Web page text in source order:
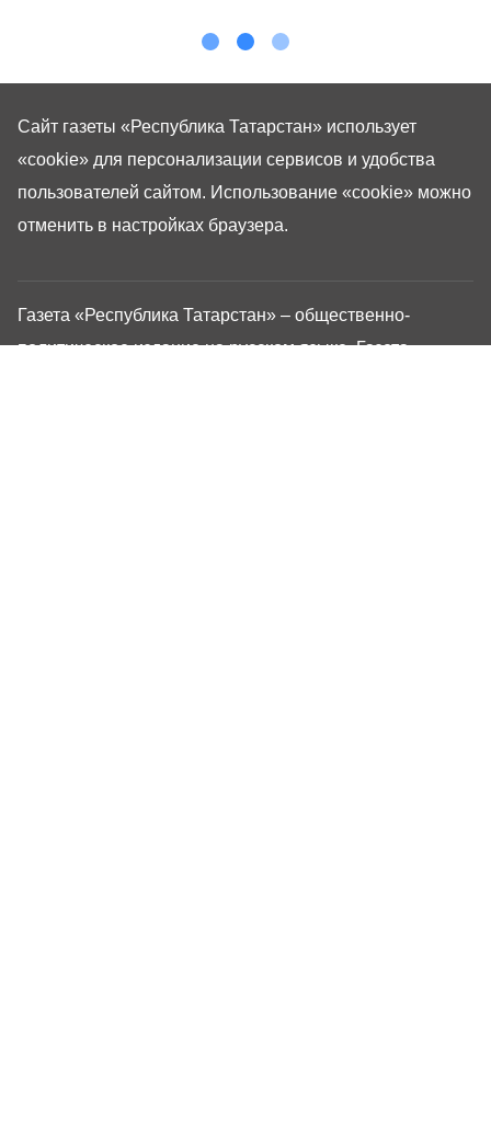
Газета «Республика Татарстан» – общественно-
политическое издание на русском языке. Газета
Сайт газеты «Республика Татарстан» использует
«cookie» для персонализации сервисов и удобства
пользователей сайтом. Использование «cookie» можно
отменить в настройках браузера.